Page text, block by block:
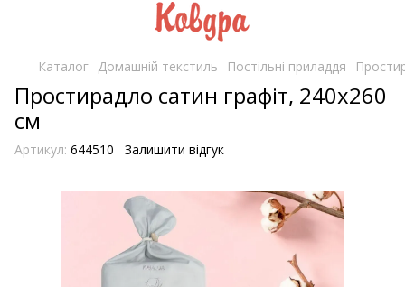
Каталог Домашній текстиль Постільні приладдя
Простирадло сатин графіт, 240х260
см
Артикул: 644510 Залишити відгук